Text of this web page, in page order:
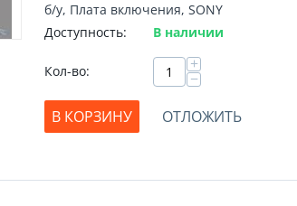
б/у, Плата включения, SONY
Доступность:
В наличии
Кол-во: +
−
В КОРЗИНУ
ОТЛОЖИТЬ